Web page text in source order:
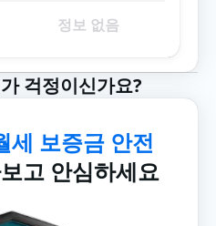
정보 없음
걱정이신가요?
세 보증금 안전
고 안심하세요